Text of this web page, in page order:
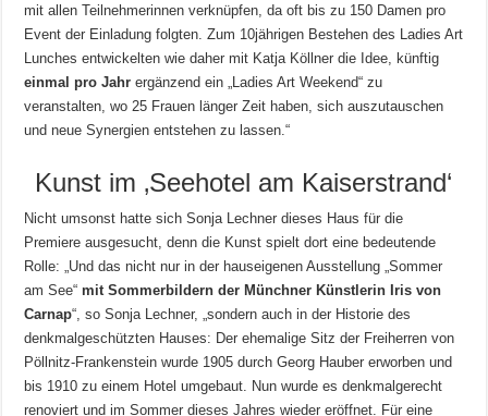
mit allen Teilnehmerinnen verknüpfen, da oft bis zu 150 Damen pro
Event der Einladung folgten. Zum 10jährigen Bestehen des Ladies Art
Lunches entwickelten wie daher mit Katja Köllner die Idee, künftig
einmal pro Jahr ergänzend ein „Ladies Art Weekend“ zu
veranstalten, wo 25 Frauen länger Zeit haben, sich auszutauschen
und neue Synergien entstehen zu lassen.“
Kunst im ‚Seehotel am Kaiserstrand‘
Nicht umsonst hatte sich Sonja Lechner dieses Haus für die
Premiere ausgesucht, denn die Kunst spielt dort eine bedeutende
Rolle: „Und das nicht nur in der hauseigenen Ausstellung „Sommer
am See“mit Sommerbildern der Münchner Künstlerin Iris von
Carnap“, so Sonja Lechner, „sondern auch in der Historie des
denkmalgeschützten Hauses: Der ehemalige Sitz der Freiherren von
Pöllnitz-Frankenstein wurde 1905 durch Georg Hauber erworben und
bis 1910 zu einem Hotel umgebaut. Nun wurde es denkmalgerecht
renoviert und im Sommer dieses Jahres wieder eröffnet. Für eine